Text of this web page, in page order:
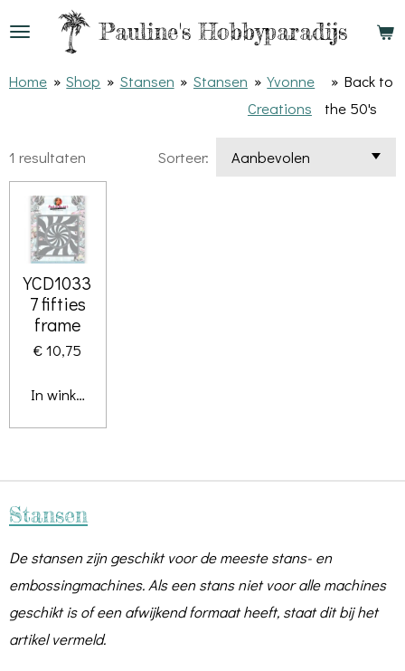
Ga
naar
Pauline'sHobbyparadijs
Home » Shop » Stansen » Stansen » Yvonne
Creations
» Back to
the 50's
1 resultaten Sorteer:
YCD1033
7 fifties
frame
€ 10,75
In winkelwagen
Stansen
De stansen zijn geschikt voor de meeste stans- en
embossingmachines. Als een stans niet voor alle machines
geschikt is of een afwijkend formaat heeft, staat dit bij het
artikel vermeld.